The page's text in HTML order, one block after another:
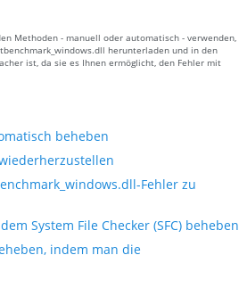
Methoden - manuell oder automatisch - verwenden,
herunterladen und in den
ist, da sie es Ihnen ermöglicht, den Fehler mit
beheben
Fehler zu
System File Checker (SFC) beheben
indem man die